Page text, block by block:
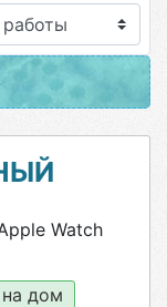
Watch
дом